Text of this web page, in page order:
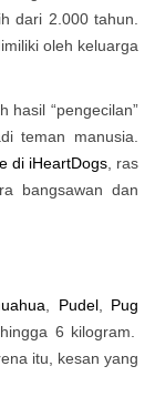
dari 2.000 tahun.
oleh keluarga
hasil “pengecilan”
teman manusia.
di iHeartDogs , ras
bangsawan dan
Pudel, Pug
6 kilogram.
itu, kesan yang